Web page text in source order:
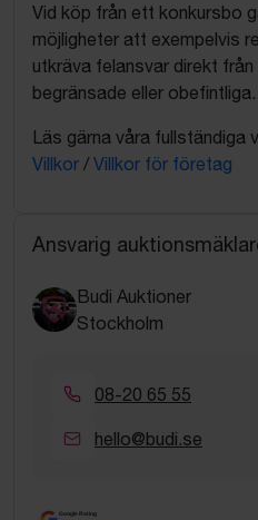
Vid köp från ett konkursbo
möjligheter att exempelvis
utkräva felansvar direkt
begränsade eller obefintliga.
Läs gärna våra fullständiga
Villkor / Villkor för företag
Ansvarig
Budi Auktioner
Stockholm
08-20 65 55
hello@budi.se
Google Rating